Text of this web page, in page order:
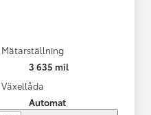
Mätarställning
3 635 mil
Växellåda
Automat